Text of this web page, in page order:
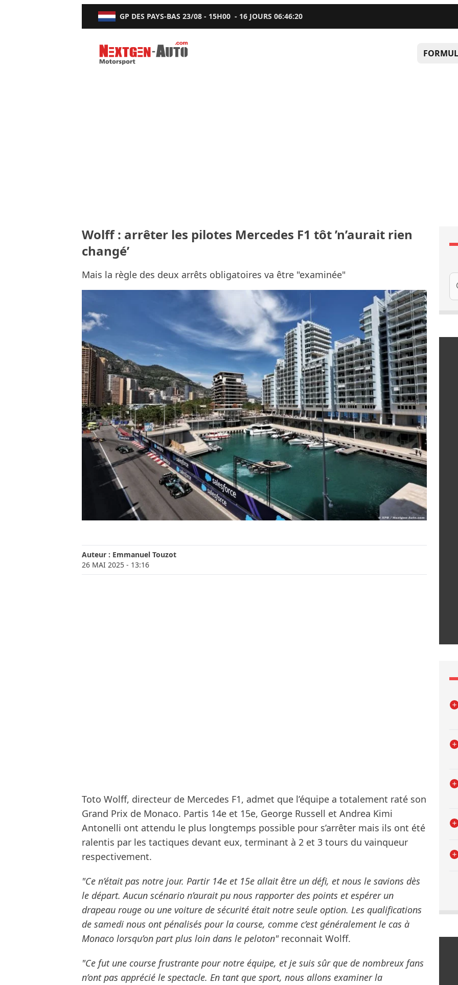
GP DES PAYS-BAS 23/08 - 15H00 - 16 JOURS06:46:20
Nextgen-Auto.com
Wolff : arrêter les pilotes Mercedes F1 tôt ’n’aurait rien
changé’
Mais la règle des deux arrêts obligatoires va être "examinée"
Auteur : Emmanuel Touzot
26 MAI 2025 - 13:16
Toto Wolff, directeur de Mercedes F1, admet que l’équipe a totalement raté son
Grand Prix de Monaco. Partis 14e et 15e, George Russell et Andrea Kimi
Antonelli ont attendu le plus longtemps possible pour s’arrêter mais ils ont été
ralentis par les tactiques devant eux, terminant à 2 et 3 tours du vainqueur
respectivement.
"Ce n’était pas notre jour. Partir 14e et 15e allait être un défi, et nous le savions dès
le départ. Aucun scénario n’aurait pu nous rapporter des points et espérer un
drapeau rouge ou une voiture de sécurité était notre seule option. Les qualifications
de samedi nous ont pénalisés pour la course, comme c’est généralement le cas à
Monaco lorsqu’on part plus loin dans le peloton"reconnait Wolff.
"Ce fut une course frustrante pour notre équipe, et je suis sûr que de nombreux fans
n’ont pas apprécié le spectacle. En tant que sport, nous allons examiner la